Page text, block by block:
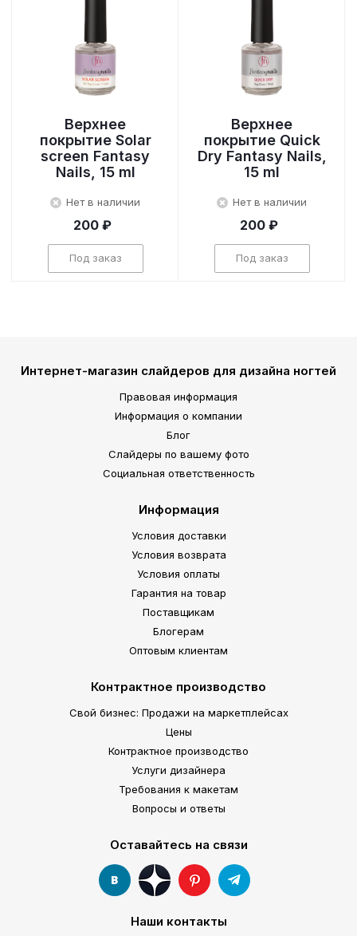
Верхнее
покрытие Solar
screen Fantasy
Nails, 15 ml
Нет в наличии
200 ₽
Под заказ
Верхнее
покрытие Quick
Dry Fantasy Nails,
15 ml
Нет в наличии
200 ₽
Под заказ
Интернет-магазин слайдеров для дизайна ногтей
Правовая информация
Информация о компании
Блог
Слайдеры по вашему фото
Социальная ответственность
Информация
Условия доставки
Условия возврата
Условия оплаты
Гарантия на товар
Поставщикам
Блогерам
Оптовым клиентам
Контрактное производство
Свой бизнес: Продажи на маркетплейсах
Цены
Контрактное производство
Услуги дизайнера
Требования к макетам
Вопросы и ответы
Оставайтесь на связи
Наши контакты